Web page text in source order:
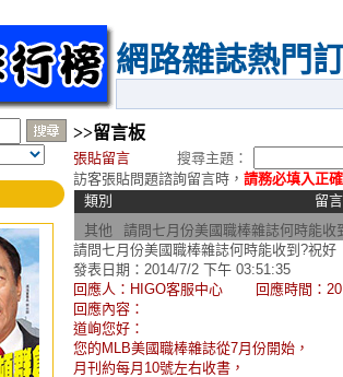
網路雜誌熱門
>>留言板
張貼留言
搜尋主題：
訪客張貼問題諮詢留言時，請務必填入正
類別
留
其他
請問七月份美國職棒雜誌何時能收
請問七月份美國職棒雜誌何時能收到?祝好
發表日期：2014/7/2 下午 03:51:35
回應人：HIGO客服中心 回應時間：
回應內容：
道峋您好：
您的MLB美國職棒雜誌從7月份開始，
月刊約每月10號左右收書，